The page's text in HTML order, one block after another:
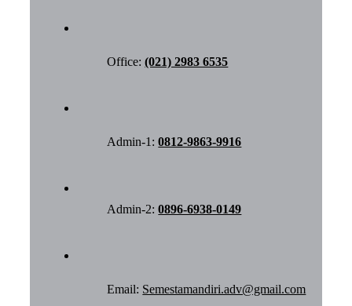
Office:(021) 2983 6535
Admin-1:0812-9863-9916
Admin-2:0896-6938-0149
Email: Semestamandiri.adv@gmail.com